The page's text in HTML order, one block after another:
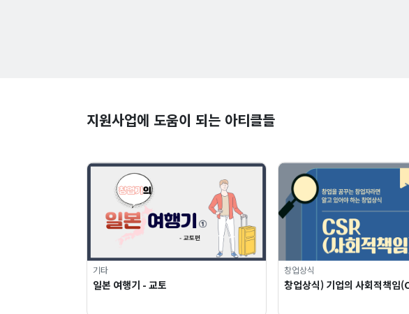
지원사업에 도움이 되는 아티클들
기타
일본 여행기 - 교토
창업상식
창업상식) 기업의 사회적책임